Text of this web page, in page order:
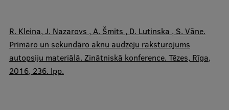
R. Kleina, J. Nazarovs , A. Šmits , D. Lutinska , S. Vāne.
Primāro un sekundāro aknu audzēju raksturojums
autopsiju materiālā. Zinātniskā konference. Tēzes, Rīga,
2016, 236. lpp.